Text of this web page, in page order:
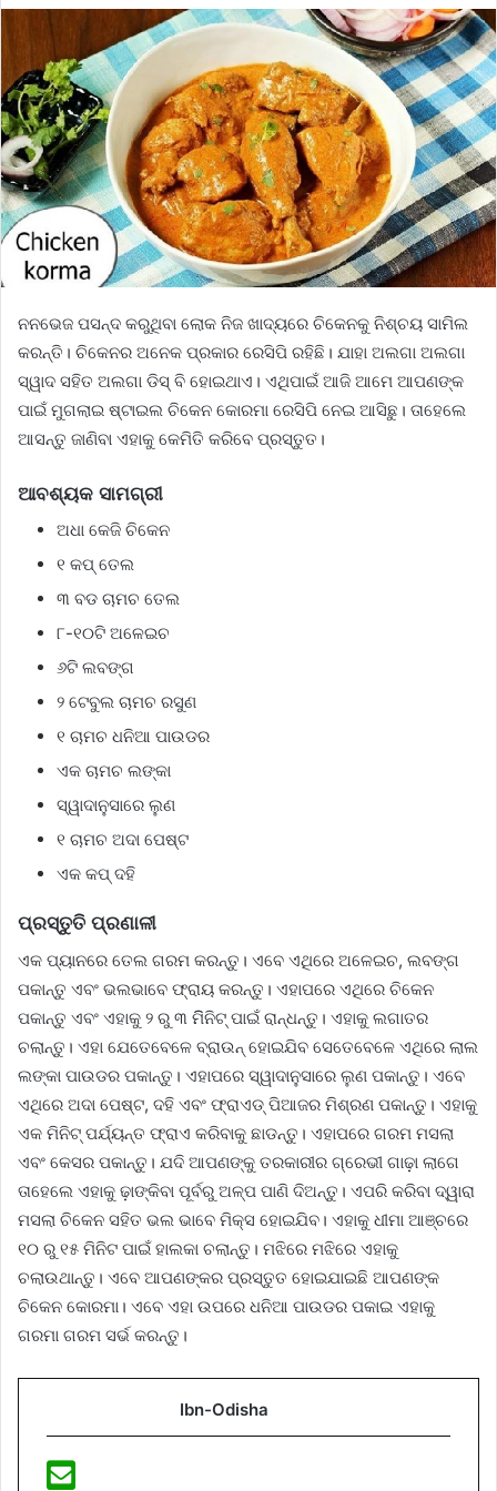
ନନଭେଜ ପସନ୍ଦ କରୁଥିବା ଲୋକ ନିଜ ଖାଦ୍ୟରେ ଚିକେନକୁ ନିଶ୍ଚୟ ସାମିଲ
କରନ୍ତି। ଚିକେନର ଅନେକ ପ୍ରକାର ରେସିପି ରହିଛି। ଯାହା ଅଲଗା ଅଲଗା
ସ୍ୱାଦ ସହିତ ଅଲଗା ଡିସ୍‌ ବି ହୋଇଥାଏ। ଏଥିପାଇଁ ଆଜି ଆମେ ଆପଣଙ୍କ
ପାଇଁ ମୁଗଲାଇ ଷ୍ଟାଇଲ ଚିକେନ କୋରମା ରେସିପି ନେଇ ଆସିଛୁ। ତାହେଲେ
ଆସନ୍ତୁ ଜାଣିବା ଏହାକୁ କେମିତି କରିବେ ପ୍ରସ୍ତୁତ।
ଆବଶ୍ୟକ ସାମଗ୍ରୀ
ଅଧା କେଜି ଚିକେନ
୧ କପ୍‌ ତେଲ
୩ ବଡ ଚାମଚ ତେଲ
୮-୧୦ଟି ଅଳେଇଚ
୬ଟି ଲବଙ୍ଗ
୨ ଟେବୁଲ ଚାମଚ ରସୁଣ
୧ ଚାମଚ ଧନିଆ ପାଉଡର
ଏକ ଚାମଚ ଲଙ୍କା
ସ୍ୱାଦାନୁସାରେ ଲୁଣ
୧ ଚାମଚ ଅଦା ପେଷ୍ଟ
ଏକ କପ୍‌ ଦହି
ପ୍ରସ୍ତୁତି ପ୍ରଣାଳୀ
ଏକ ପ୍ୟାନରେ ତେଲ ଗରମ କରନ୍ତୁ। ଏବେ ଏଥିରେ ଅଳେଇଚ, ଲବଙ୍ଗ
ପକାନ୍ତୁ ଏବଂ ଭଲଭାବେ ଫ୍ରାୟ କରନ୍ତୁ। ଏହାପରେ ଏଥିରେ ଚିକେନ
ପକାନ୍ତୁ ଏବଂ ଏହାକୁ ୨ ରୁ ୩ ମିିନିଟ୍‌ ପାଇଁ ରାନ୍ଧନ୍ତୁ। ଏହାକୁ ଲଗାତର
ଚଲାନ୍ତୁ। ଏହା ଯେତେବେଳେ ବ୍ରାଉନ୍‌ ହୋଇଯିବ ସେତେବେଳେ ଏଥିରେ ଲାଲ
ଲଙ୍କା ପାଉଡର ପକାନ୍ତୁ। ଏହାପରେ ସ୍ୱାଦାନୁସାରେ ଲୁଣ ପକାନ୍ତୁ। ଏବେ
ଏଥିରେ ଅଦା ପେଷ୍ଟ, ଦହି ଏବଂ ଫ୍ରାଏଡ୍‌ ପିଆଜର ମିଶ୍ରଣ ପକାନ୍ତୁ। ଏହାକୁ
ଏକ ମିନିଟ୍‌ ପର୍ଯ୍ୟନ୍ତ ଫ୍ରାଏ କରିବାକୁ ଛାଡନ୍ତୁ। ଏହାପରେ ଗରମ ମସଲା
ଏବଂ କେସର ପକାନ୍ତୁ। ଯଦି ଆପଣଙ୍କୁ ତରକାରୀର ଗ୍ରେଭୀ ଗାଢ଼ା ଲାଗେ
ତାହେଲେ ଏହାକୁ ଢ଼ାଙ୍କିବା ପୂର୍ବରୁ ଅଳ୍ପ ପାଣି ଦିଅନ୍ତୁ। ଏପରି କରିବା ଦ୍ୱାରା
ମସଲା ଚିକେନ ସହିତ ଭଲ ଭାବେ ମିକ୍ସ ହୋଇଯିବ। ଏହାକୁ ଧୀମା ଆଞ୍ଚରେ
୧୦ ରୁ ୧୫ ମିନିଟ ପାଇଁ ହାଲକା ଚଲାନ୍ତୁ। ମଝିରେ ମଝିରେ ଏହାକୁ
ଚଲାଉଥାନ୍ତୁ। ଏବେ ଆପଣଙ୍କର ପ୍ରସ୍ତୁତ ହୋଇଯାଇଛି ଆପଣଙ୍କ
ଚିକେନ କୋରମା। ଏବେ ଏହା ଉପରେ ଧନିଆ ପାଉଡର ପକାଇ ଏହାକୁ
ଗରମା ଗରମ ସର୍ଭ କରନ୍ତୁ।
Ibn-Odisha